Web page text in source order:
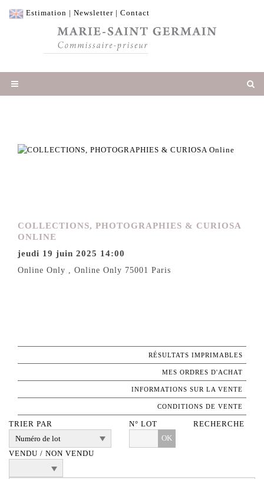
Estimation | Newsletter | Contact
COLLECTIONS, PHOTOGRAPHIES & CURIOSA
ONLINE
jeudi 19 juin 2025 14:00
Online Only , Online Only 75001 Paris
RÉSULTATS IMPRIMABLES
MES ORDRES D'ACHAT
INFORMATIONS SUR LA VENTE
CONDITIONS DE VENTE
TRIER PAR
N° LOT
OK
VENDU / NON VENDU
RECHERCHE